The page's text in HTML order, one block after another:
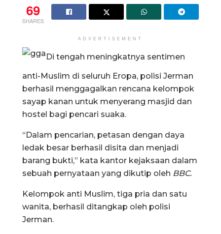
69
SHARES
ADVERTISEMENT
Di tengah meningkatnya sentimen
anti-Muslim di seluruh Eropa, polisi Jerman
berhasil menggagalkan rencana kelompok
sayap kanan untuk menyerang masjid dan
hostel bagi pencari suaka.
“Dalam pencarian, petasan dengan daya
ledak besar berhasil disita dan menjadi
barang bukti,” kata kantor kejaksaan dalam
sebuah pernyataan yang dikutip oleh BBC.
Kelompok anti Muslim, tiga pria dan satu
wanita, berhasil ditangkap oleh polisi
Jerman.